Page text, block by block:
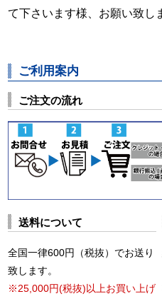
て下さいます様、お願い致し
ご利用案内
ご注文の流れ
送料について
全国一律600円（税抜）でお送り
致します。
※25,000円(税抜)以上お買い上げ